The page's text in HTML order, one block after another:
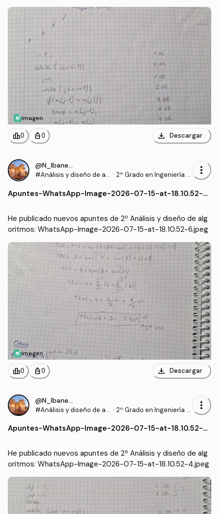
Imagen
leaderboard0 personal_bag 0 download Descargar
@N_Ibanezz04
#Análisis y diseño de al
· 2º Grado en Ingeniería In
s de la Información (UEX)
more_vert
Apuntes-WhatsApp-Image-2026-07-15-at-18.10.52-6.j
He publicado nuevos apuntes de 2º Análisis y diseño de alg
oritmos: WhatsApp-Image-2026-07-15-at-18.10.52-6.jpeg
Imagen
leaderboard0 personal_bag 0 download Descargar
@N_Ibanezz04
#Análisis y diseño de al
· 2º Grado en Ingeniería In
s de la Información (UEX)
more_vert
Apuntes-WhatsApp-Image-2026-07-15-at-18.10.52-4.j
He publicado nuevos apuntes de 2º Análisis y diseño de alg
oritmos: WhatsApp-Image-2026-07-15-at-18.10.52-4.jpeg